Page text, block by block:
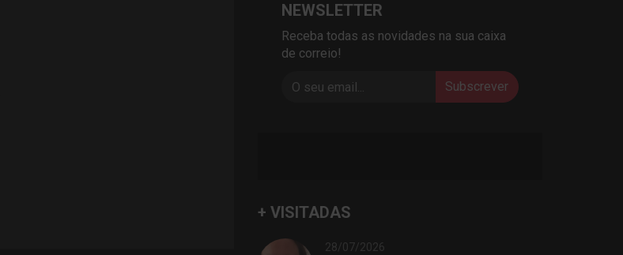
NEWSLETTER
Receba todas as novidades na sua caixa
de correio!
Subscrever
+ VISITADAS
28/07/2026